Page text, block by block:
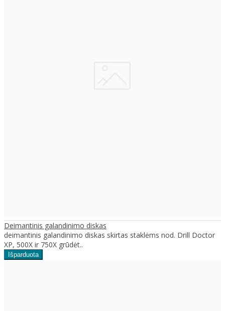
Deimantinis galandinimo diskas
deimantinis galandinimo diskas skirtas staklėms nod. Drill Doctor
XP, 500X ir 750X grūdėt..